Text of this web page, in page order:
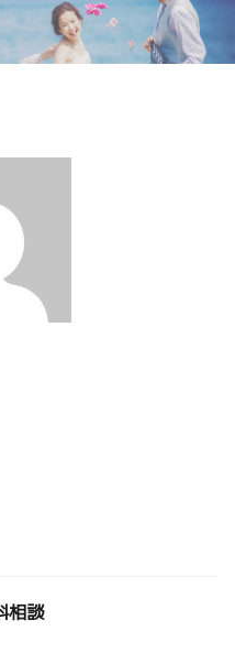
相談